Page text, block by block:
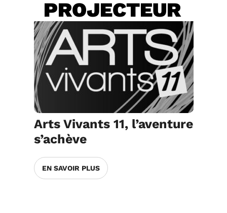
PROJECTEUR
Arts Vivants 11, l’aventure
s’achève
EN SAVOIR PLUS